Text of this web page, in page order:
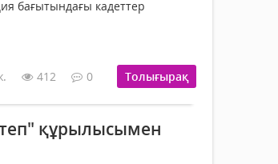
бағытындағы кадеттер
412 0 Толығырақ
құрылысымен